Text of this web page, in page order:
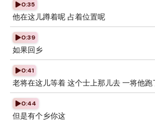
0:35
他在这儿蹲着呢 占着位置呢
0:39
如果回乡
0:41
老将在这儿等着 这个士上那儿去 一将他跑
0:44
但是有个乡你这